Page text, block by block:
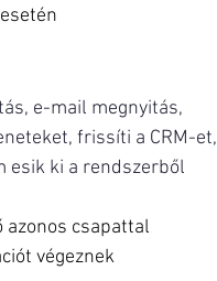
e-mail megnyitás,
frissíti a CRM-et,
esik ki a rendszerből
azonos csapattal
végeznek